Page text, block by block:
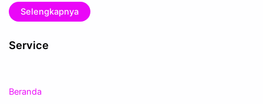
Selengkapnya
Service
Beranda